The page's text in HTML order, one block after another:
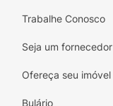
Trabalhe Conosco
Seja um fornecedor
Ofereça seu imóvel
Bulário